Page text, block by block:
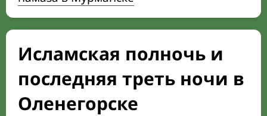
Исламская полночь и
последняя треть ночи в
Оленегорске